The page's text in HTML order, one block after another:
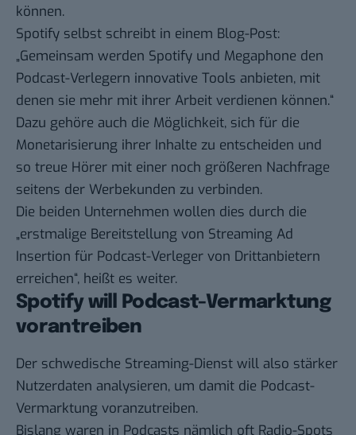
können.
Spotify selbst schreibt in einem Blog-Post:
„Gemeinsam werden Spotify und Megaphone den
Podcast-Verlegern innovative Tools anbieten, mit
denen sie mehr mit ihrer Arbeit verdienen können.“
Dazu gehöre auch die Möglichkeit, sich für die
Monetarisierung ihrer Inhalte zu entscheiden und
so treue Hörer mit einer noch größeren Nachfrage
seitens der Werbekunden zu verbinden.
Die beiden Unternehmen wollen dies durch die
„erstmalige Bereitstellung von Streaming Ad
Insertion für Podcast-Verleger von Drittanbietern
erreichen“, heißt es weiter.
Spotify will Podcast-Vermarktung
vorantreiben
Der schwedische Streaming-Dienst will also stärker
Nutzerdaten analysieren, um damit die Podcast-
Vermarktung voranzutreiben.
Bislang waren in Podcasts nämlich oft Radio-Spots